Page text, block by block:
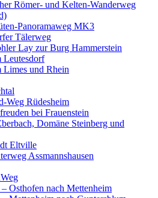
Römer- und Kelten-Wanderweg
Panoramaweg MK3
Tälerweg
Lay zur Burg Hammerstein
Leutesdorf
Limes und Rhein
Weg Rüdesheim
bei Frauenstein
Domäne Steinberg und
Eltville
Assmannshausen
Osthofen nach Mettenheim